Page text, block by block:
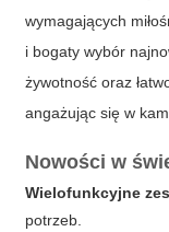
wymagających
i bogaty wybór
żywotność oraz
angażując się w
Nowości w
Wielofunkcyjne
potrzeb.